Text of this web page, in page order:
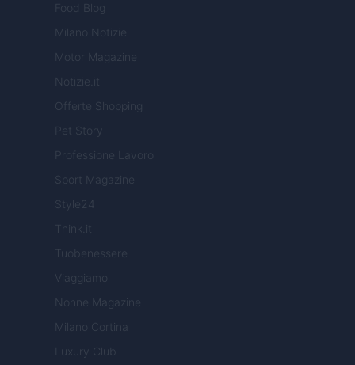
Food Blog
Milano Notizie
Motor Magazine
Notizie.it
Offerte Shopping
Pet Story
Professione Lavoro
Sport Magazine
Style24
Think.it
Tuobenessere
Viaggiamo
Nonne Magazine
Milano Cortina
Luxury Club